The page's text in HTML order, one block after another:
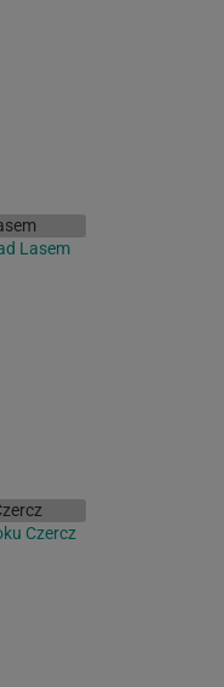
Lasem
Czercz